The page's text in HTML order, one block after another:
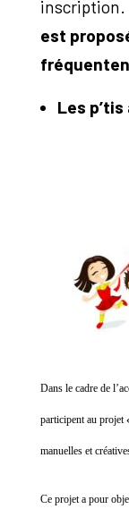
inscription.
est
Les
Dans le cadre de
participent au projet
manuelles et
Ce projet a pour